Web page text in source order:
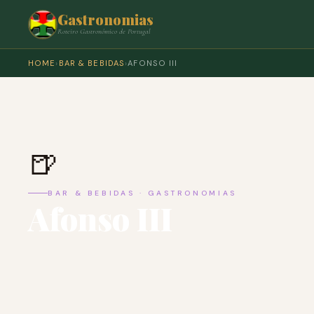
Gastronomias
Roteiro Gastronómico de Portugal
HOME › BAR & BEBIDAS › AFONSO III
🍺
BAR & BEBIDAS · GASTRONOMIAS